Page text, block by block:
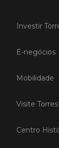
Investir
E-negócios
Mobilidade
Visite
Centro